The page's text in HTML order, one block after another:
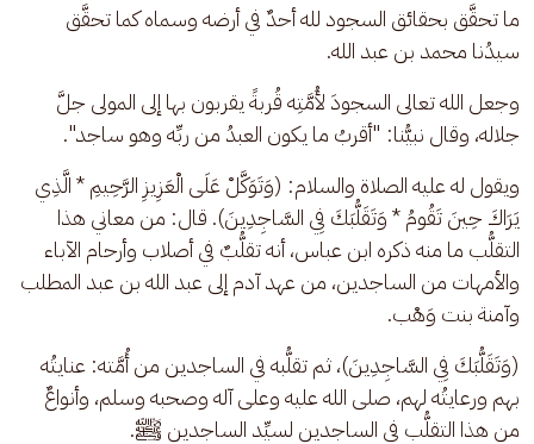
ما تحقَّق بحقائق السجود لله أحدٌ في أرضه وسماه كما تحقَّق
سيدُنا محمد بن عبد الله.
وجعل الله تعالى السجودَ لأُمَّتِه قُربةً يقربون بها إلى المولى جلَّ
جلاله، وقال نبيُّنا: "أقربُ ما يكون العبدُ من ربِّه وهو ساجد".
ويقول له عليه الصلاة والسلام: (وَتَوَكَّلْ عَلَى الْعَزِيزِ الرَّحِيمِ * الَّذِي
يَرَاكَ حِينَ تَقُومُ * وَتَقَلُّبَكَ فِي السَّاجِدِينَ). قال: من معاني هذا
التقلُّب ما منه ذكره ابن عباس، أنه تقلُّبٌ في أصلاب وأرحام الآباء
والأمهات من الساجدين، من عهد آدم إلى عبد الله بن عبد المطلب
وآمنة بنت وَهْب.
(وَتَقَلُّبَكَ فِي السَّاجِدِينَ)، ثم تقلُّبه في الساجدين من أُمَّته: عنايتُه
بهم ورعايتُه لهم، صلى الله عليه وعلى آله وصحبه وسلم، وأنواعٌ
من هذا التقلُّب في الساجدين لسيِّد الساجدين ﷺ.